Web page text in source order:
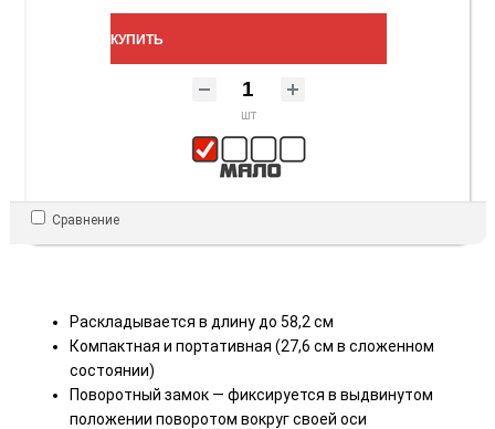
КУПИТЬ
шт
Сравнение
Раскладывается в длину до 58,2 см
Компактная и портативная (27,6 см в сложенном
состоянии)
Поворотный замок — фиксируется в выдвинутом
положении поворотом вокруг своей оси